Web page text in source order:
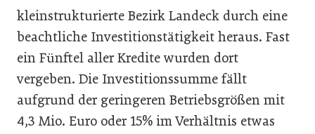
kleinstrukturierte Bezirk Landeck durch eine
beachtliche Investitionstätigkeit heraus. Fast
ein Fünftel aller Kredite wurden dort
vergeben. Die Investitionssumme fällt
aufgrund der geringeren Betriebsgrößen mit
4,3 Mio. Euro oder 15% im Verhältnis etwas